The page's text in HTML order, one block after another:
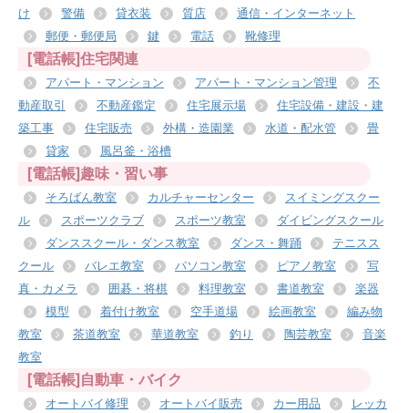
け
警備 貸衣装 質店
通信・インターネット
郵便・郵便局
鍵 電話 靴修理
[電話帳]住宅関連
アパート・マンション アパート・マンション管理
不
動産取引
不動産鑑定 住宅展示場
住宅設備・建設・建
築工事
住宅販売 外構・造園業 水道・配水管
畳
貸家
風呂釜・浴槽
[電話帳]趣味・習い事
そろばん教室 カルチャーセンター
スイミングスクー
ル
スポーツクラブ スポーツ教室
ダイビングスクール
ダンススクール・ダンス教室
ダンス・舞踊
テニスス
クール
バレエ教室 パソコン教室 ピアノ教室
写
真・カメラ
囲碁・将棋 料理教室 書道教室
楽器
模型
着付け教室 空手道場 絵画教室
編み物
教室
茶道教室 華道教室 釣り 陶芸教室
音楽
教室
[電話帳]自動車・バイク
オートバイ修理 オートバイ販売 カー用品
レッカ